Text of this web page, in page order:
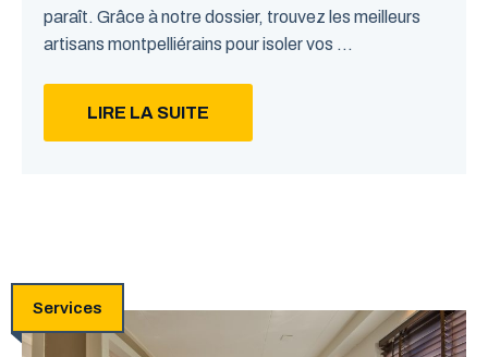
paraît. Grâce à notre dossier, trouvez les meilleurs
artisans montpelliérains pour isoler vos ...
LIRE LA SUITE
Services